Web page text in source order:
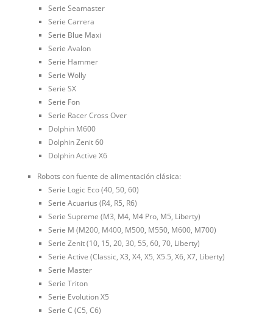
Serie Seamaster
Serie Carrera
Serie Blue Maxi
Serie Avalon
Serie Hammer
Serie Wolly
Serie SX
Serie Fon
Serie Racer Cross Over
Dolphin M600
Dolphin Zenit 60
Dolphin Active X6
Robots con fuente de alimentación clásica:
Serie Logic Eco (40, 50, 60)
Serie Acuarius (R4, R5, R6)
Serie Supreme (M3, M4, M4 Pro, M5, Liberty)
Serie M (M200, M400, M500, M550, M600, M700)
Serie Zenit (10, 15, 20, 30, 55, 60, 70, Liberty)
Serie Active (Classic, X3, X4, X5, X5.5, X6, X7, Liberty)
Serie Master
Serie Triton
Serie Evolution X5
Serie C (C5, C6)